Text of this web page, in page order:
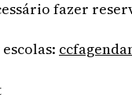
fazer